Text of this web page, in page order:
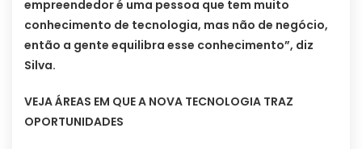
empreendedor é uma pessoa que tem muito
conhecimento de tecnologia, mas não de negócio,
então a gente equilibra esse conhecimento”, diz
Silva.
VEJA ÁREAS EM QUE A NOVA TECNOLOGIA TRAZ
OPORTUNIDADES